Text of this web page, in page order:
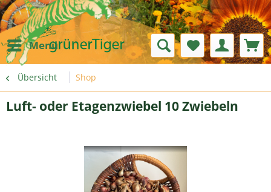
Menü
Übersicht Shop
Luft- oder Etagenzwiebel 10 Zwiebeln